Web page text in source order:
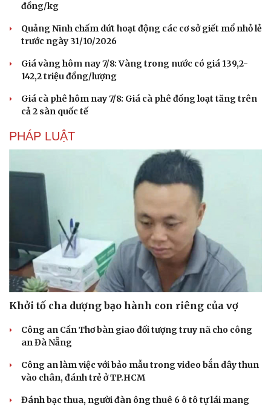
Văn hóa
Sân khấu - Điện ảnh
Âm nhạc
Di sản
Giải trí
đồng/kg
Quảng Ninh chấm dứt hoạt động các cơ sở giết mổ nhỏ lẻ
trước ngày 31/10/2026
Giá vàng hôm nay 7/8: Vàng trong nước có giá 139,2-
142,2 triệu đồng/lượng
Giá cà phê hôm nay 7/8: Giá cà phê đồng loạt tăng trên
cả 2 sàn quốc tế
PHÁP LUẬT
Khởi tố cha dượng bạo hành con riêng của vợ
Công an Cần Thơ bàn giao đối tượng truy nã cho công
an Đà Nẵng
Công an làm việc với bảo mẫu trong video bắn dây thun
vào chân, đánh trẻ ở TP.HCM
Đánh bạc thua, người đàn ông thuê 6 ô tô tự lái mang